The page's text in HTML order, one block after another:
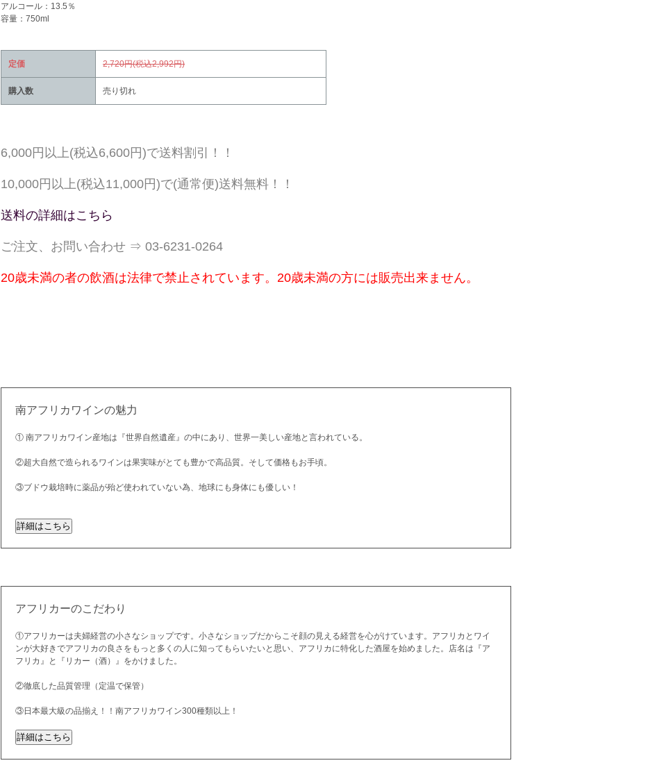
アルコール：13.5％
容量：750ml
定価 2,720円(税込2,992円)
購入数 売り切れ
6,000円以上(税込6,600円)で送料割引！！
10,000円以上(税込11,000円)で(通常便)送料無料！！
送料の詳細はこちら
ご注文、お問い合わせ ⇒ 03-6231-0264
20歳未満の者の飲酒は法律で禁止されています。20歳未満の方には販売出来ません。
南アフリカワインの魅力
① 南アフリカワイン産地は『世界自然遺産』の中にあり、世界一美しい産地と言われている。
②超大自然で造られるワインは果実味がとても豊かで高品質。そして価格もお手頃。
③ブドウ栽培時に薬品が殆ど使われていない為、地球にも身体にも優しい！
アフリカーのこだわり
①アフリカーは夫婦経営の小さなショップです。小さなショップだからこそ顔の見える経営を心がけています。アフリカとワイ
ンが大好きでアフリカの良さをもっと多くの人に知ってもらいたいと思い、アフリカに特化した酒屋を始めました。店名は『ア
フリカ』と『リカー（酒）』をかけました。
②徹底した品質管理（定温で保管）
③日本最大級の品揃え！！南アフリカワイン300種類以上！